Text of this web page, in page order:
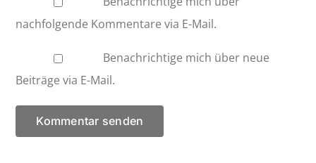
nachfolgende Kommentare via E-Mail.
Benachrichtige mich über neue
Beiträge via E-Mail.